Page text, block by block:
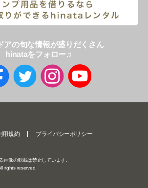
アの旬な情報が盛りだくさん
hinataをフォロー♫
用規約
プライバシーポリシー
画像の転載は禁止しています。
rights reserved.